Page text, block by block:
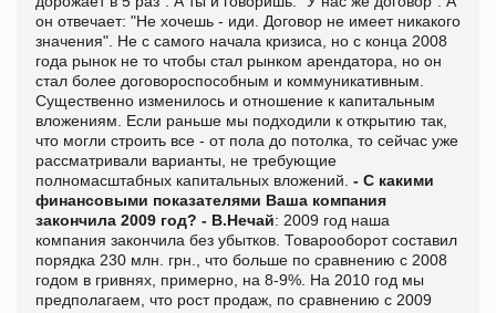
он отвечает: "Не хочешь - иди. Договор не имеет никакого
значения". Не с самого начала кризиса, но с конца 2008
года рынок не то чтобы стал рынком арендатора, но он
стал более договороспособным и коммуникативным.
Существенно изменилось и отношение к капитальным
вложениям. Если раньше мы подходили к открытию так,
что могли строить все - от пола до потолка, то сейчас уже
рассматривали варианты, не требующие
полномасштабных капитальных вложений. - С какими
финансовыми показателями Ваша компания
закончила 2009 год? - В.Нечай: 2009 год наша
компания закончила без убытков. Товарооборот составил
порядка 230 млн. грн., что больше по сравнению с 2008
годом в гривнях, примерно, на 8-9%. На 2010 год мы
предполагаем, что рост продаж, по сравнению с 2009